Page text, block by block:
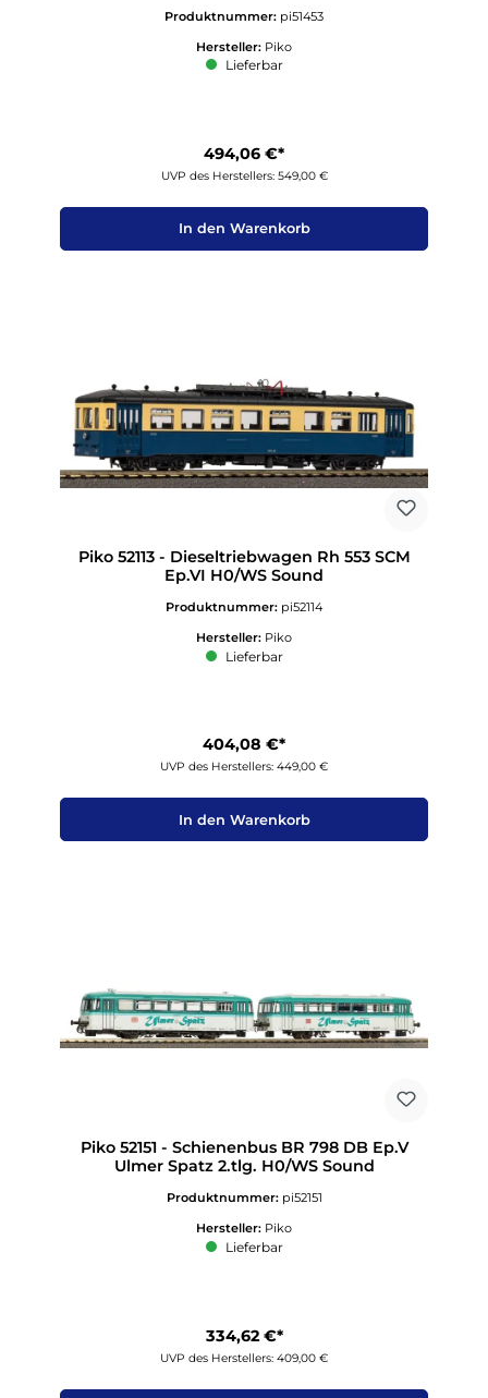
Produktnummer: pi51453
Hersteller: Piko
Lieferbar
494,06 €*
UVP des Herstellers: 549,00 €
In den Warenkorb
Piko 52113 - Dieseltriebwagen Rh 553 SCM
Ep.VI H0/WS Sound
Produktnummer: pi52114
Hersteller: Piko
Lieferbar
404,08 €*
UVP des Herstellers: 449,00 €
In den Warenkorb
Piko 52151 - Schienenbus BR 798 DB Ep.V
Ulmer Spatz 2.tlg. H0/WS Sound
Produktnummer: pi52151
Hersteller: Piko
Lieferbar
334,62 €*
UVP des Herstellers: 409,00 €